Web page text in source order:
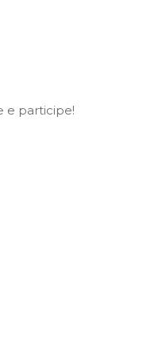
e participe!